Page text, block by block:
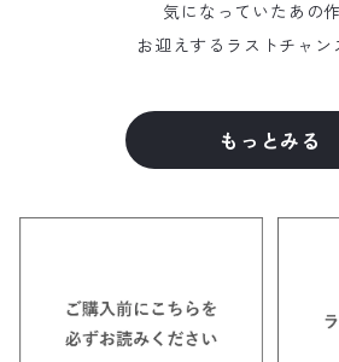
気になっていたあの
お迎えするラストチャン
もっとみる